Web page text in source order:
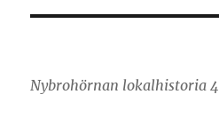
Nybrohörnan lokalhistoria 4